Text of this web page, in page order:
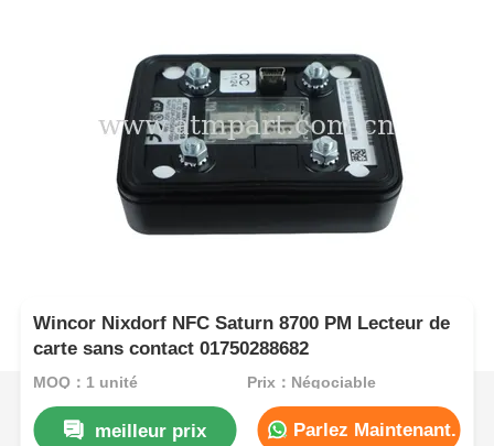
Wincor Nixdorf NFC Saturn 8700 PM Lecteur de
carte sans contact 01750288682
MOQ：1 unité Prix：Négociable
meilleur prix Parlez Maintenant.